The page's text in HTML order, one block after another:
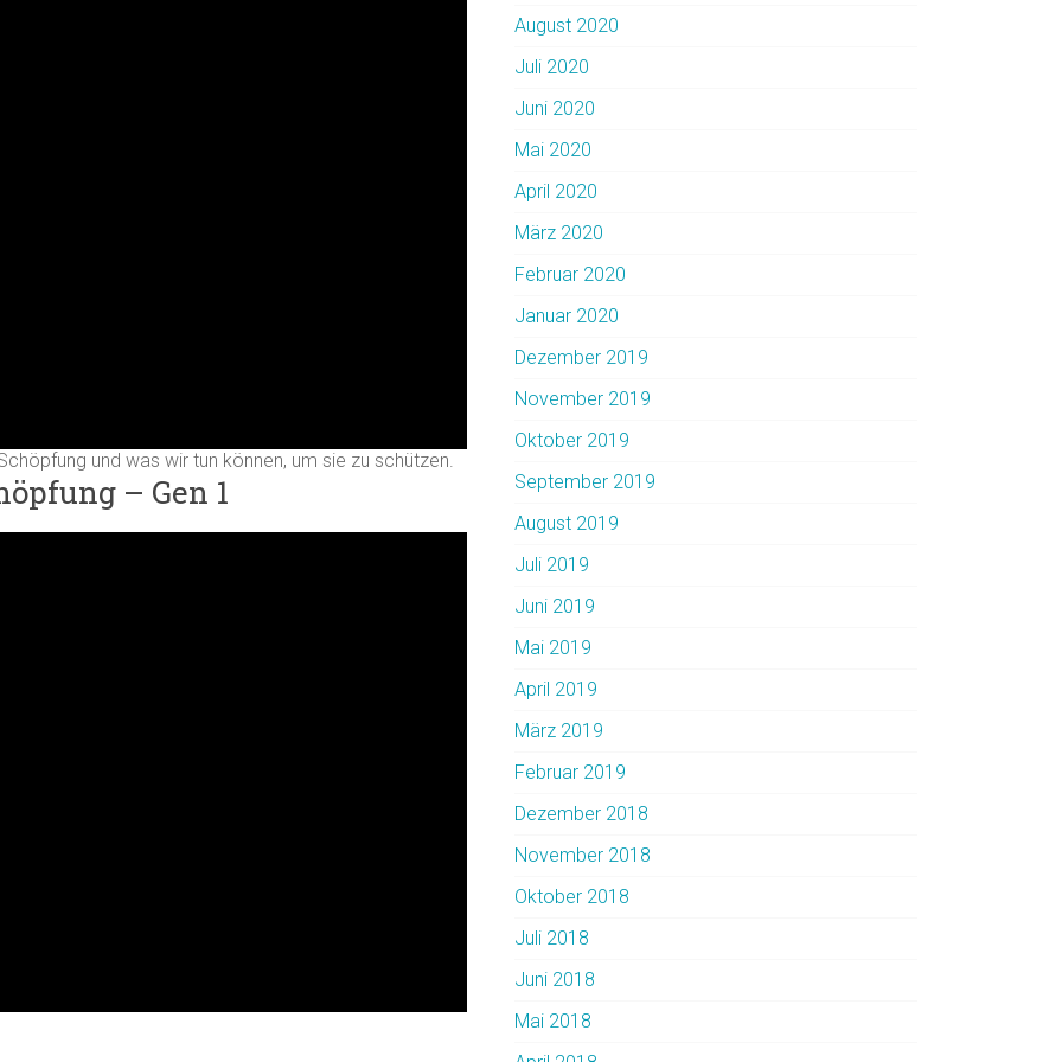
und was wir tun können, um sie zu schützen.
– Gen 1
August 2020
Juli 2020
Juni 2020
Mai 2020
April 2020
März 2020
Februar 2020
Januar 2020
Dezember 2019
November 2019
Oktober 2019
September 2019
August 2019
Juli 2019
Juni 2019
Mai 2019
April 2019
März 2019
Februar 2019
Dezember 2018
November 2018
Oktober 2018
Juli 2018
Juni 2018
Mai 2018